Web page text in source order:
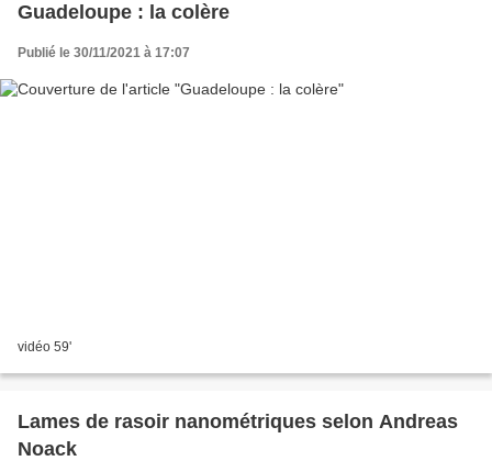
Guadeloupe : la colère
Publié le 30/11/2021 à 17:07
vidéo 59'
Lames de rasoir nanométriques selon Andreas
Noack